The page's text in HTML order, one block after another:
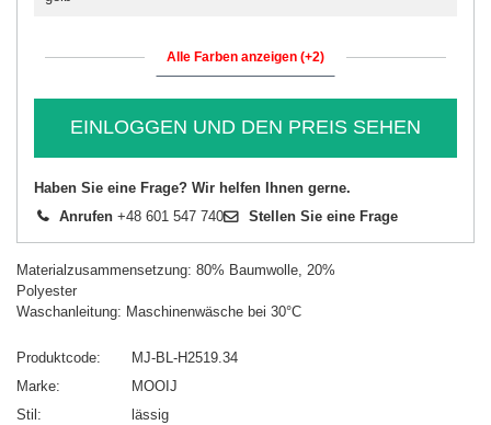
Alle Farben anzeigen (+2)
EINLOGGEN UND DEN PREIS SEHEN
Haben Sie eine Frage? Wir helfen Ihnen gerne.
Anrufen +48 601 547 740 Stellen Sie eine Frage
Materialzusammensetzung: 80% Baumwolle, 20%
Polyester
Waschanleitung: Maschinenwäsche bei 30°C
Produktcode
MJ-BL-H2519.34
Marke
MOOIJ
Stil
lässig